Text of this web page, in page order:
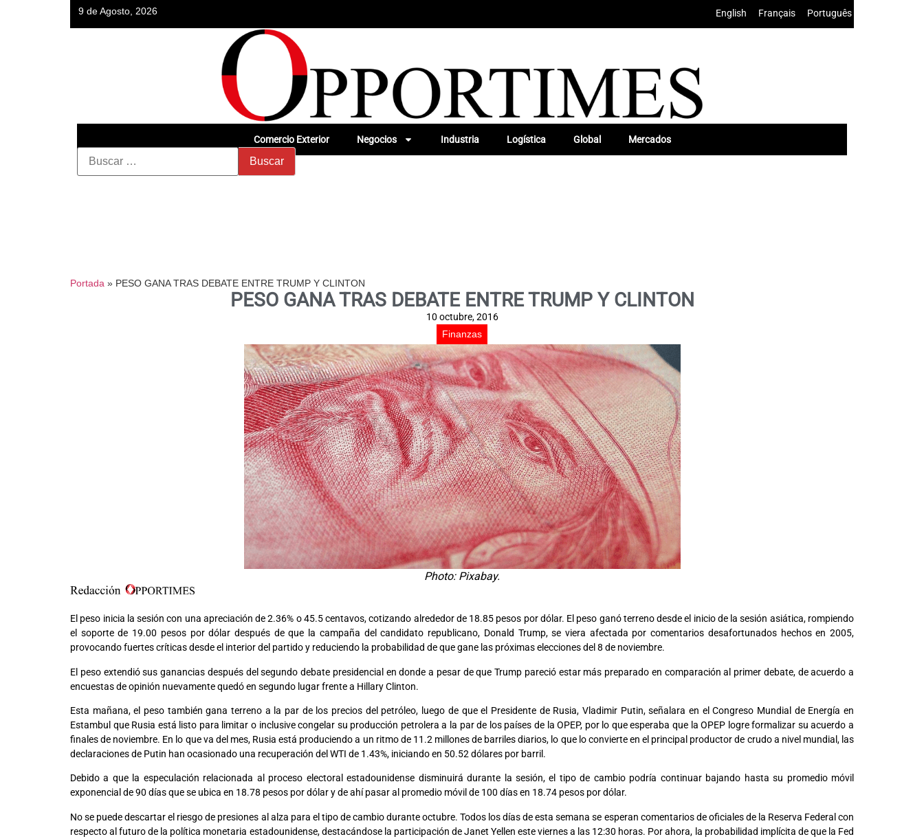
9 de Agosto, 2026 English Français Português
Comercio Exterior Negocios Industria Logística Global Mercados
Portada » PESO GANA TRAS DEBATE ENTRE TRUMP Y CLINTON
PESO GANA TRAS DEBATE ENTRE TRUMP Y CLINTON
10 octubre, 2016
Finanzas
Photo: Pixabay.
El peso inicia la sesión con una apreciación de 2.36% o 45.5 centavos, cotizando alrededor de 18.85 pesos por dólar. El peso ganó terreno desde el inicio de la sesión asiática, rompiendo
el soporte de 19.00 pesos por dólar después de que la campaña del candidato republicano, Donald Trump, se viera afectada por comentarios desafortunados hechos en 2005,
provocando fuertes críticas desde el interior del partido y reduciendo la probabilidad de que gane las próximas elecciones del 8 de noviembre.
El peso extendió sus ganancias después del segundo debate presidencial en donde a pesar de que Trump pareció estar más preparado en comparación al primer debate, de acuerdo a
encuestas de opinión nuevamente quedó en segundo lugar frente a Hillary Clinton.
Esta mañana, el peso también gana terreno a la par de los precios del petróleo, luego de que el Presidente de Rusia, Vladimir Putin, señalara en el Congreso Mundial de Energía en
Estambul que Rusia está listo para limitar o inclusive congelar su producción petrolera a la par de los países de la OPEP, por lo que esperaba que la OPEP logre formalizar su acuerdo a
finales de noviembre. En lo que va del mes, Rusia está produciendo a un ritmo de 11.2 millones de barriles diarios, lo que lo convierte en el principal productor de crudo a nivel mundial, las
declaraciones de Putin han ocasionado una recuperación del WTI de 1.43%, iniciando en 50.52 dólares por barril.
Debido a que la especulación relacionada al proceso electoral estadounidense disminuirá durante la sesión, el tipo de cambio podría continuar bajando hasta su promedio móvil
exponencial de 90 días que se ubica en 18.78 pesos por dólar y de ahí pasar al promedio móvil de 100 días en 18.74 pesos por dólar.
No se puede descartar el riesgo de presiones al alza para el tipo de cambio durante octubre. Todos los días de esta semana se esperan comentarios de oficiales de la Reserva Federal con
respecto al futuro de la política monetaria estadounidense, destacándose la participación de Janet Yellen este viernes a las 12:30 horas. Por ahora, la probabilidad implícita de que la Fed